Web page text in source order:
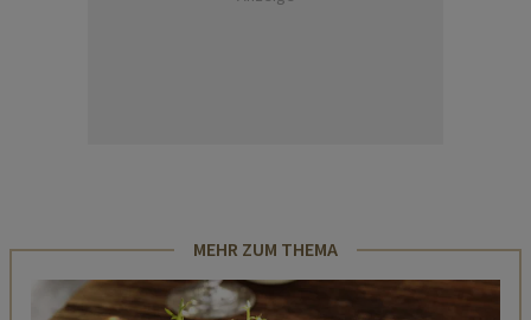
MEHR ZUM THEMA